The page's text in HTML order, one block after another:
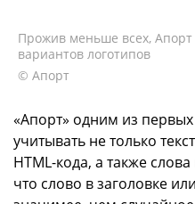
Прожив меньше всех,
вариантов логотипов
© Апорт
«Апорт» одним из
учитывать не только
HTML-кода, а также
что слово в заголовке